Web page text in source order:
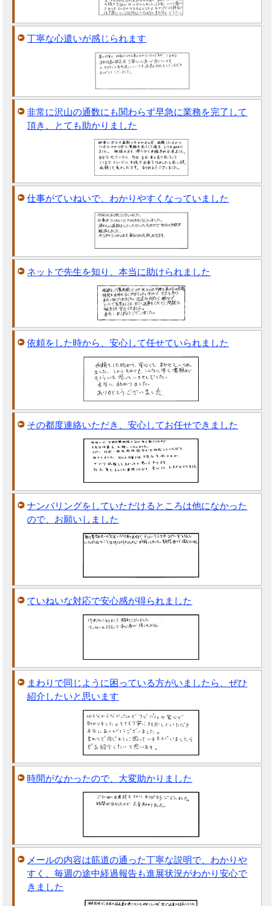
丁寧な心遣いが感じられます
非常に沢山の通数にも関わらず早急に業務を完了して
頂き、とても助かりました
仕事がていねいで、わかりやすくなっていました
ネットで先生を知り、本当に助けられました
依頼をした時から、安心して任せていられました
その都度連絡いただき、安心してお任せできました
ナンバリングをしていただけるところは他になかった
ので、お願いしました
ていねいな対応で安心感が得られました
まわりで同じように困っている方がいましたら、ぜひ
紹介したいと思います
時間がなかったので、大変助かりました
メールの内容は筋道の通った丁寧な説明で、わかりや
すく、毎週の途中経過報告も進展状況がわかり安心で
きました